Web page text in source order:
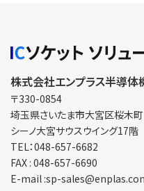
株式会社エンプラス半導体
〒330-0854
埼玉県さいたま市大宮区桜木
シーノ大宮サウスウイング17階
TEL：048-657-6682
FAX : 048-657-6690
E-mail :sp-